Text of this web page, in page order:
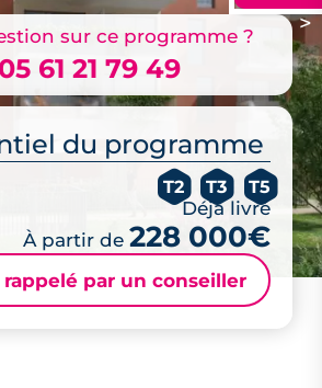
>
sur ce programme ?
05 61 21 79 49
du programme
T2 T3 T5
Déjà livré
À partir de 228 000€
rappelé par un conseiller